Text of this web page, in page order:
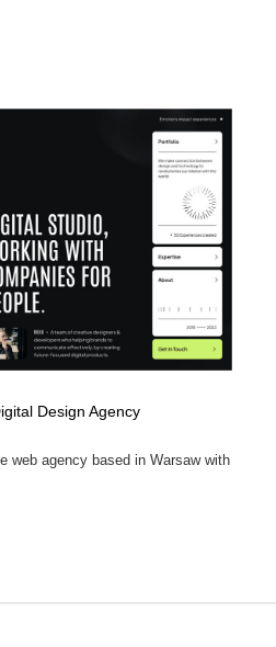
Design Agency
web agency based in Warsaw with